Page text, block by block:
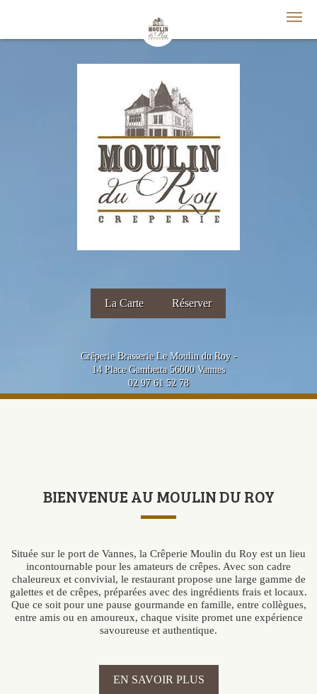
La Carte Réserver
Crêperie Brasserie Le Moulin du Roy
14 Place Gambetta 56000 Vannes
02 97 61 52 78
BIENVENUE AU MOULIN DU ROY
Située sur le port de Vannes, la Crêperie Moulin du Roy est un lieu
incontournable pour les amateurs de crêpes. Avec son cadre
chaleureux et convivial, le restaurant propose une large gamme de
galettes et de crêpes, préparées avec des ingrédients frais et locaux.
Que ce soit pour une pause gourmande en famille, entre collègues,
entre amis ou en amoureux, chaque visite promet une expérience
savoureuse et authentique.
EN SAVOIR PLUS